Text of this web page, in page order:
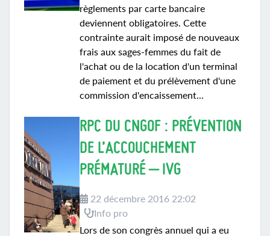
règlements par carte bancaire
deviennent obligatoires. Cette
contrainte aurait imposé de nouveaux
frais aux sages-femmes du fait de
l'achat ou de la location d'un terminal
de paiement et du prélèvement d'une
commission d'encaissement...
RPC DU CNGOF : PRÉVENTION
DE L’ACCOUCHEMENT
PRÉMATURÉ – IVG
22 décembre 2016 22:02
Info pro
Lors de son congrès annuel qui a eu